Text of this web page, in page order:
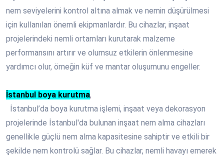
nem seviyelerini kontrol altına almak ve nemin düşürülmesi
için kullanılan önemli ekipmanlardır. Bu cihazlar, inşaat
projelerindeki nemli ortamları kurutarak malzeme
performansını artırır ve olumsuz etkilerin önlenmesine
yardımcı olur, örneğin küf ve mantar oluşumunu engeller.
İstanbul boya kurutma,
İstanbul’da boya kurutma işlemi, inşaat veya dekorasyon
projelerinde İstanbul'da bulunan inşaat nem alma cihazları
genellikle güçlü nem alma kapasitesine sahiptir ve etkili bir
şekilde nem kontrolü sağlar. Bu cihazlar, nemli havayı emerek